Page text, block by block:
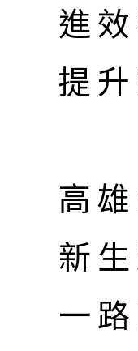
進
提
高
新
一